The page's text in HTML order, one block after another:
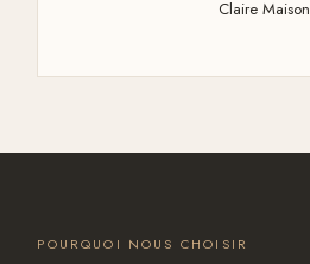
Claire Maison
POURQUOI NOUS CHOISIR